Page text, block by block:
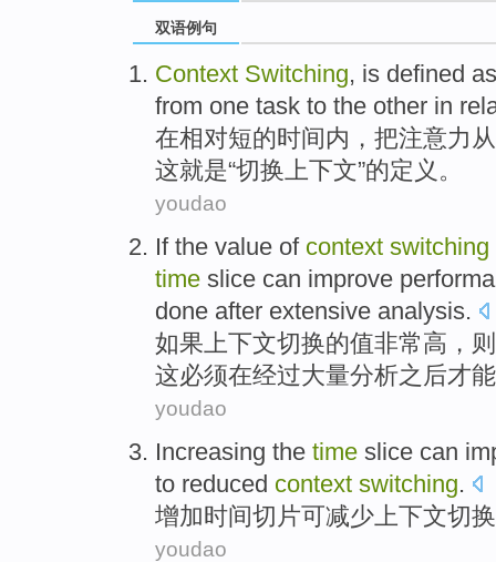
双语例句
Context Switching, is defined
from one task to the other in
在相对短的时间 内， 把注意力 从
这就是“切换上下文”的定义 。
youdao
Ifthe value of context switching
time slice can improve
done after extensive analysis.
如果上下文切换的值非常高 ，
这必须在经过大量分析之后才
youdao
Increasing the time slice can
to reduced context switching.
增加时间切片可减少 上下文切
youdao